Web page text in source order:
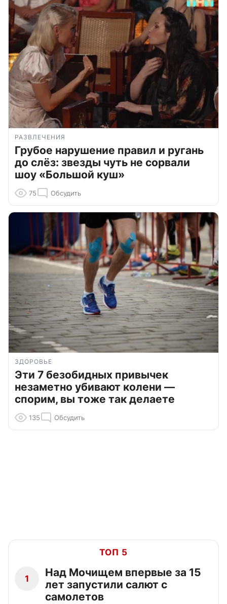
РАЗВЛЕЧЕНИЯ
Грубое нарушение правил и ругань
до слёз: звезды чуть не сорвали
шоу «Большой куш»
75 Обсудить
ЗДОРОВЬЕ
Эти 7 безобидных привычек
незаметно убивают колени —
спорим, вы тоже так делаете
135 Обсудить
ТОП 5
1
Над Мочищем впервые за 15
лет запустили салют с
самолетов